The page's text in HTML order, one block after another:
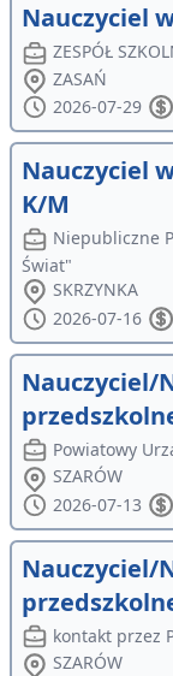
Nauczyciel
ZESPÓŁ
ZASAŃ
2026-07-29
Nauczyciel
K/M
Niepubliczne
Świat"
SKRZYNKA
2026-07-16
Nauczyciel/
Powiatowy
SZARÓW
2026-07-13
Nauczyciel/
kontakt przez
SZARÓW